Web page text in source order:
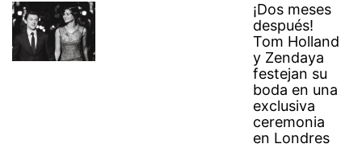
¡Dos meses
después!
Tom Holland
y Zendaya
festejan su
boda en una
exclusiva
ceremonia
en Londres